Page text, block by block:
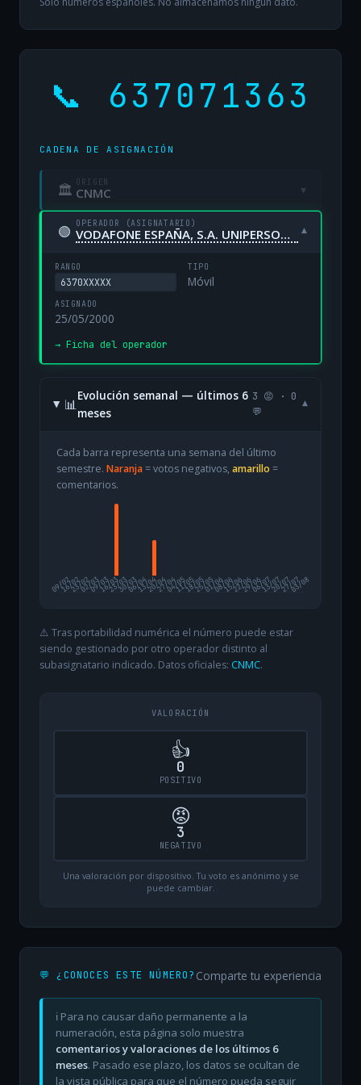
📞 637071363
CADENA DE ASIGNACIÓN
🏛 ORIGEN
CNMC ▾
🟢 OPERADOR (ASIGNATARIO)
VODAFONE ESPAÑA, S.A. UNIPERSONAL ▾
RANGO
6370XXXXX
TIPO
Móvil
ASIGNADO
25/05/2000
→ Ficha del operador
📊
Evolución semanal — últimos 6
meses
3 😡 · 0
💬
▾
Cada barra representa una semana del último
semestre. Naranja= votos negativos, amarillo =
comentarios.
09/02
16/0223/0202/0309/0316/0323/0330/0306/0413/0420/0427/0404/0511/0518/0525/0501/0608/0615/0622/0629/0606/0713/0720/0727/07
03/08
⚠️ Tras portabilidad numérica el número puede estar
siendo gestionado por otro operador distinto al
subasignatario indicado. Datos oficiales: CNMC.
VALORACIÓN
👍
0
POSITIVO
😡
3
NEGATIVO
Una valoración por dispositivo. Tu voto es anónimo y se
puede cambiar.
💬 ¿CONOCES ESTE NÚMERO? Comparte tu experiencia
ℹ️ Para no causar daño permanente a la
numeración, esta página solo muestra
comentarios y valoraciones de los últimos 6
meses. Pasado ese plazo, los datos se ocultan de
la vista pública para que el número pueda seguir